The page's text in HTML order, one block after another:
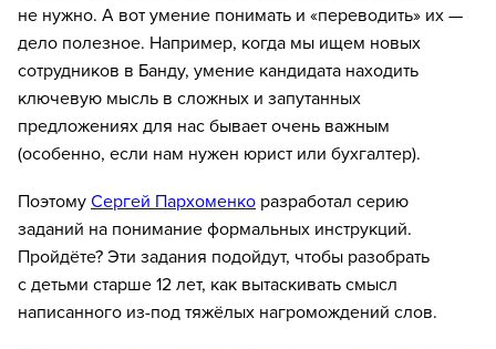
не нужно. А вот умение понимать и «переводить» их —
дело полезное. Например, когда мы ищем новых
сотрудников в Банду, умение кандидата находить
ключевую мысль в сложных и запутанных
предложениях для нас бывает очень важным
(особенно, если нам нужен юрист или бухгалтер).
ПоэтомуСергей Пархоменко разработал серию
заданий на понимание формальных инструкций.
Пройдёте? Эти задания подойдут, чтобы разобрать
с детьми старше 12 лет, как вытаскивать смысл
написанного из-под тяжёлых нагромождений слов.